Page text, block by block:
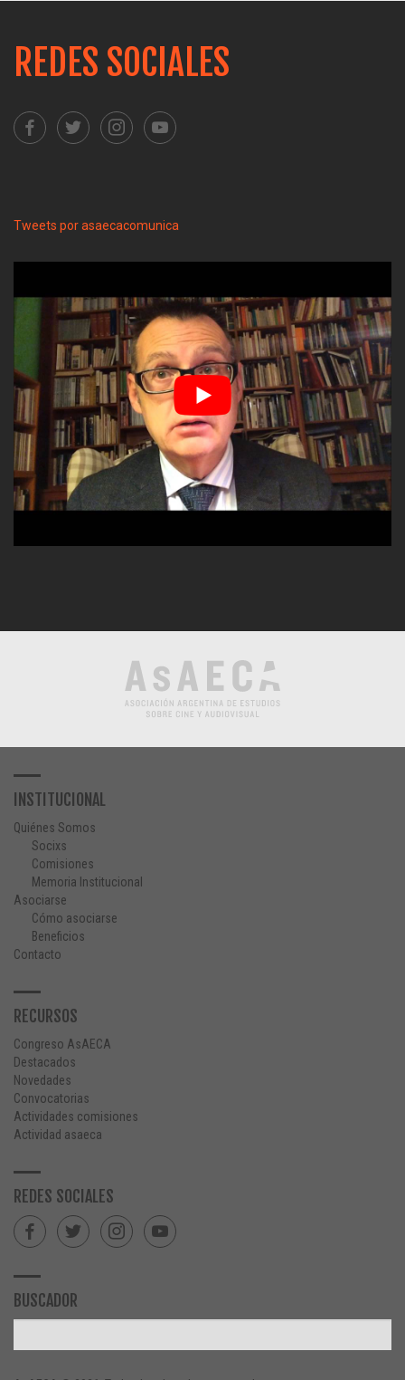
REDES SOCIALES
Tweets por asaecacomunica
INSTITUCIONAL
Quiénes Somos
Socixs
Comisiones
Memoria Institucional
Asociarse
Cómo asociarse
Beneficios
Contacto
RECURSOS
Congreso AsAECA
Destacados
Novedades
Convocatorias
Actividades comisiones
Actividad asaeca
REDES SOCIALES
BUSCADOR